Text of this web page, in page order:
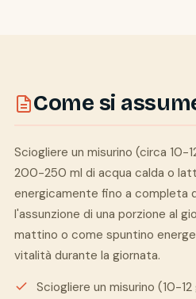
Come si
Sciogliere un misurino (circa 10-
200-250 ml di acqua calda o
energicamente fino a completa
l'assunzione di una porzione al
mattino o come spuntino
vitalità durante la giornata.
Sciogliere un misurino (10-